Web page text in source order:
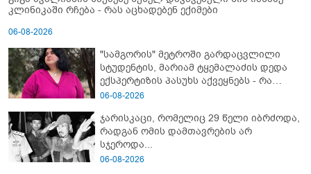
კლინიკაში რჩება - რას აცხადებენ ექიმები
06-08-2026
"სამგორის" მეტროში გარდაცვლილი
სტუდენტის, მარიამ ტყემალაძის დედა
ექსპერტიზის პასუხს აქვეყნებს - რა
გახდა გოგონას გარდაცვალების მიზეზი?
06-08-2026
ჯარისკაცი, რომელიც 29 წელი იბრძოდა,
რადგან ომის დამთავრების არ
სჯეროდა...
06-08-2026